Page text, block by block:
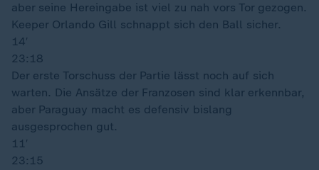
aber seine Hereingabe ist viel zu nah vors Tor gezogen.
Keeper Orlando Gill schnappt sich den Ball sicher.
14′
23:18
Der erste Torschuss der Partie lässt noch auf sich
warten. Die Ansätze der Franzosen sind klar erkennbar,
aber Paraguay macht es defensiv bislang
ausgesprochen gut.
11′
23:15